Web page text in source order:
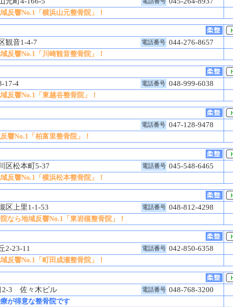
反響No.1「横浜山元整骨院」！
観音1-4-7 電話番号 044-276-8657
反響No.1「川崎観音整骨院」！
17-4 電話番号 048-999-6038
反響No.1「東越谷整骨院」！
電話番号 047-128-9478
響No.1「柏富里整骨院」！
区松本町5-37 電話番号 045-548-6465
反響No.1「横浜松本整骨院」！
区上里1-1-53 電話番号 048-812-4298
なら地域反響No.1「東岩槻整骨院」！
2-23-11 電話番号 042-850-6358
反響No.1「町田成瀬整骨院」！
2-3 佐々木ビル 電話番号 048-768-3200
が得意な整骨院です